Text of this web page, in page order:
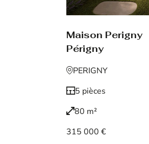
Maison Perigny
Périgny
PERIGNY
5 pièces
80 m²
315 000 €